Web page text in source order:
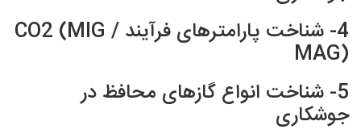
4- شناخت پارامترهای فرآیند CO2 (MIG /
MAG)
5- شناخت انواع گازهای محافظ در
جوشکاری